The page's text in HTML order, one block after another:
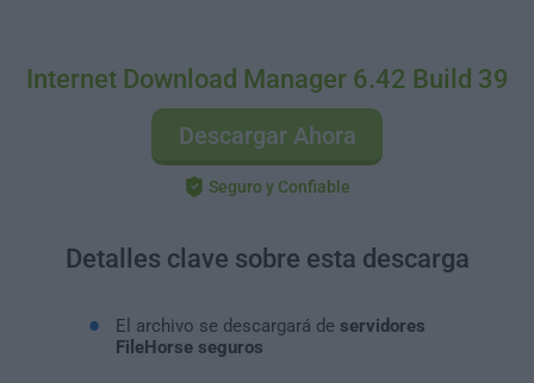
Internet Download Manager 6.42 Build 39
Descargar Ahora
Seguro y Confiable
Detalles clave sobre esta descarga
El archivo se descargará de servidores
FileHorse seguros